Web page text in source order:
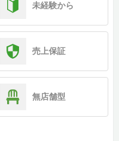
未経験から
売上保証
無店舗型